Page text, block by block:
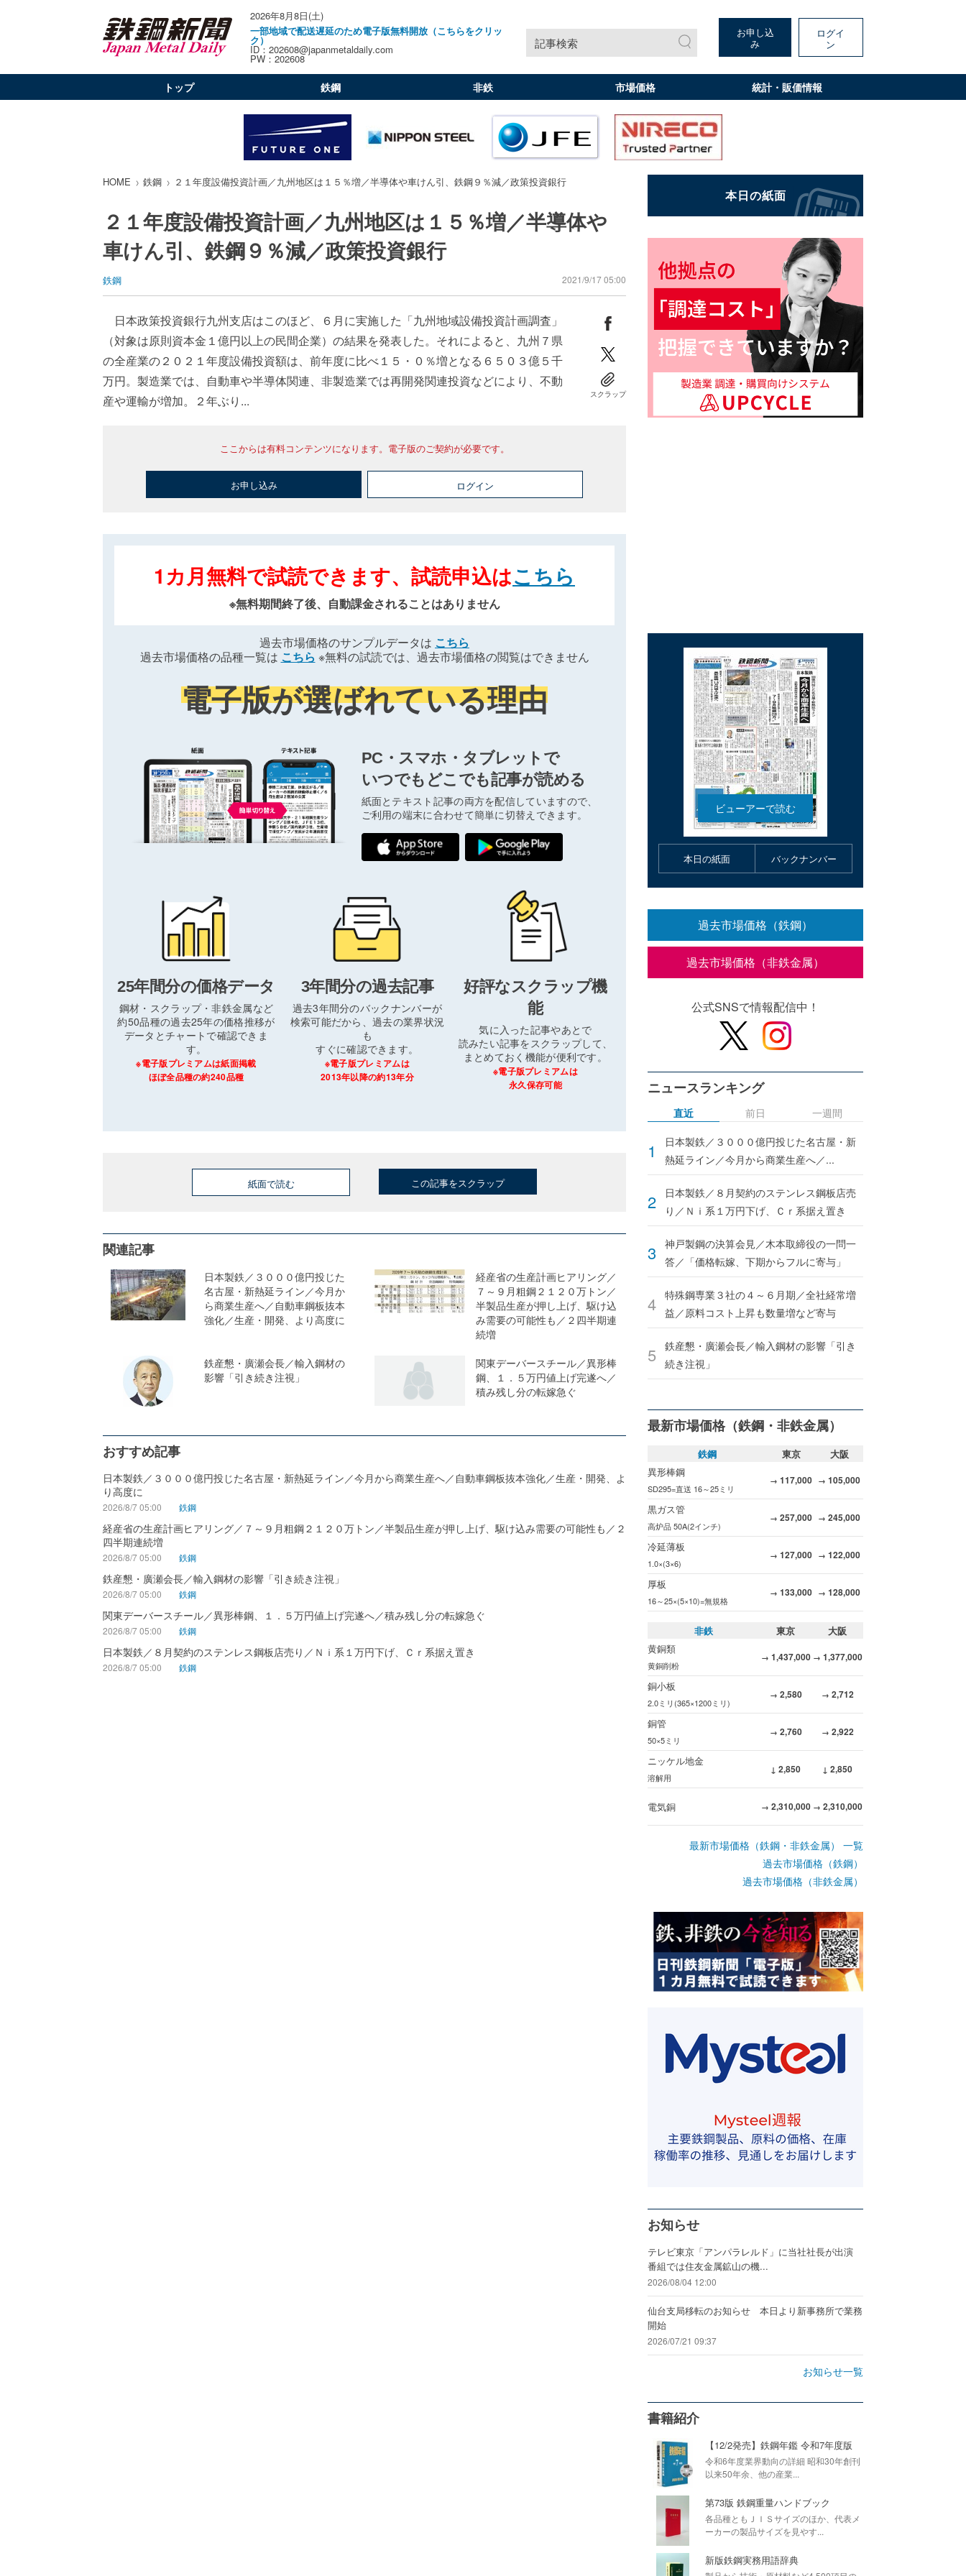
2026年8月8日(土)
一部地域で配送遅延のため電子版無料開放（こちらをクリッ
ク）
ID：202608@japanmetaldaily.com
PW：202608
記事検索
お申し込
み
ログイ
ン
トップ 鉄鋼 非鉄 市場価格 統計・販価情報
HOME 鉄鋼 ２１年度設備投資計画／九州地区は１５％増／半導体や車けん引、鉄鋼９％減／政策投資銀行
２１年度設備投資計画／九州地区は１５％増／半導体や
車けん引、鉄鋼９％減／政策投資銀行
鉄鋼 2021/9/17 05:00
日本政策投資銀行九州支店はこのほど、６月に実施した「九州地域設備投資計画調査」
（対象は原則資本金１億円以上の民間企業）の結果を発表した。それによると、九州７県
の全産業の２０２１年度設備投資額は、前年度に比べ１５・０％増となる６５０３億５千
万円。製造業では、自動車や半導体関連、非製造業では再開発関連投資などにより、不動
産や運輸が増加。２年ぶり...
スクラップ
ここからは有料コンテンツになります。電子版のご契約が必要です。
お申し込み ログイン
1カ月無料で試読できます、試読申込はこちら
※無料期間終了後、自動課金されることはありません
過去市場価格のサンプルデータは こちら
過去市場価格の品種一覧は こちら ※無料の試読では、過去市場価格の閲覧はできません
電子版が選ばれている理由
PC・スマホ・タブレットで
いつでもどこでも記事が読める
紙面とテキスト記事の両方を配信していますので、
ご利用の端末に合わせて簡単に切替えできます。
25年間分の価格データ
鋼材・スクラップ・非鉄金属など
約50品種の過去25年の価格推移が
データとチャートで確認できま
す。
※電子版プレミアムは紙面掲載
ほぼ全品種の約240品種
3年間分の過去記事
過去3年間分のバックナンバーが
検索可能だから、過去の業界状況
も
すぐに確認できます。
※電子版プレミアムは
2013年以降の約13年分
好評なスクラップ機
能
気に入った記事やあとで
読みたい記事をスクラップして、
まとめておく機能が便利です。
※電子版プレミアムは
永久保存可能
紙面で読む この記事をスクラップ
関連記事
日本製鉄／３０００億円投じた
名古屋・新熱延ライン／今月か
ら商業生産へ／自動車鋼板抜本
強化／生産・開発、より高度に
経産省の生産計画ヒアリング／
７～９月粗鋼２１２０万トン／
半製品生産が押し上げ、駆け込
み需要の可能性も／２四半期連
続増
鉄産懇・廣瀬会長／輸入鋼材の
影響「引き続き注視」
関東デーバースチール／異形棒
鋼、１．５万円値上げ完遂へ／
積み残し分の転嫁急ぐ
おすすめ記事
日本製鉄／３０００億円投じた名古屋・新熱延ライン／今月から商業生産へ／自動車鋼板抜本強化／生産・開発、よ
り高度に
2026/8/7 05:00 鉄鋼
経産省の生産計画ヒアリング／７～９月粗鋼２１２０万トン／半製品生産が押し上げ、駆け込み需要の可能性も／２
四半期連続増
2026/8/7 05:00 鉄鋼
鉄産懇・廣瀬会長／輸入鋼材の影響「引き続き注視」
2026/8/7 05:00 鉄鋼
関東デーバースチール／異形棒鋼、１．５万円値上げ完遂へ／積み残し分の転嫁急ぐ
2026/8/7 05:00 鉄鋼
日本製鉄／８月契約のステンレス鋼板店売り／Ｎｉ系１万円下げ、Ｃｒ系据え置き
2026/8/7 05:00 鉄鋼
本日の紙面 バックナンバー
過去市場価格（鉄鋼）
過去市場価格（非鉄金属）
公式SNSで情報配信中！
ニュースランキング
直近
日本製鉄／３０００億円投じた名古屋・新
熱延ライン／今月から商業生産へ／...
日本製鉄／８月契約のステンレス鋼板店売
り／Ｎｉ系１万円下げ、Ｃｒ系据え置き
神戸製鋼の決算会見／木本取締役の一問一
答／「価格転嫁、下期からフルに寄与」
特殊鋼専業３社の４～６月期／全社経常増
益／原料コスト上昇も数量増など寄与
鉄産懇・廣瀬会長／輸入鋼材の影響「引き
続き注視」
前日 一週間
最新市場価格（鉄鋼・非鉄金属）
鉄鋼 東京
大阪
異形棒鋼
SD295=直送 16～25ミリ
→ 117,000 → 105,000
黒ガス管
高炉品 50A(2インチ)
→ 257,000 → 245,000
冷延薄板
1.0×(3×6)
→ 127,000 → 122,000
厚板
16～25×(5×10)=無規格
→ 133,000 → 128,000
非鉄 東京
大阪
黄銅類
黄銅削粉
→ 1,437,000 → 1,377,000
銅小板
2.0ミリ(365×1200ミリ)
→ 2,580 → 2,712
銅管
50×5ミリ
→ 2,760 → 2,922
ニッケル地金
溶解用
↓ 2,850 ↓ 2,850
電気銅 → 2,310,000 → 2,310,000
最新市場価格（鉄鋼・非鉄金属） 一覧
過去市場価格（鉄鋼）
過去市場価格（非鉄金属）
お知らせ
テレビ東京「アンパラレルド」に当社社長が出演
番組では住友金属鉱山の機...
2026/08/04 12:00
仙台支局移転のお知らせ 本日より新事務所で業務
開始
2026/07/21 09:37
お知らせ一覧
書籍紹介
【12/2発売】鉄鋼年鑑 令和7年度版
令和6年度業界動向の詳細 昭和30年創刊
以来50年余、他の産業...
第73版 鉄鋼重量ハンドブック
各品種ともＪＩＳサイズのほか、代表メ
ーカーの製品サイズを見やす...
新版鉄鋼実務用語辞典